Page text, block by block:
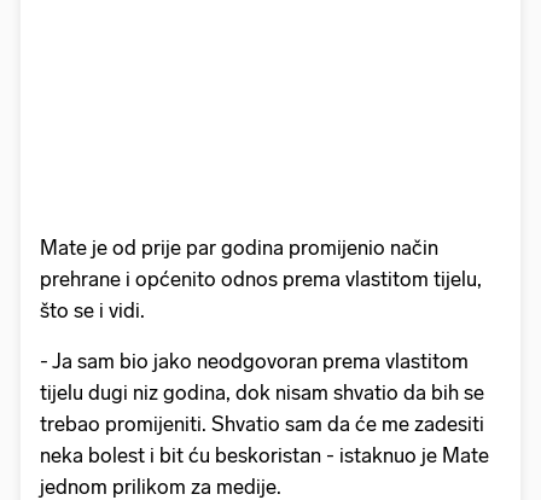
Mate je od prije par godina promijenio način
prehrane i općenito odnos prema vlastitom tijelu,
što se i vidi.
- Ja sam bio jako neodgovoran prema vlastitom
tijelu dugi niz godina, dok nisam shvatio da bih se
trebao promijeniti. Shvatio sam da će me zadesiti
neka bolest i bit ću beskoristan - istaknuo je Mate
jednom prilikom za medije.